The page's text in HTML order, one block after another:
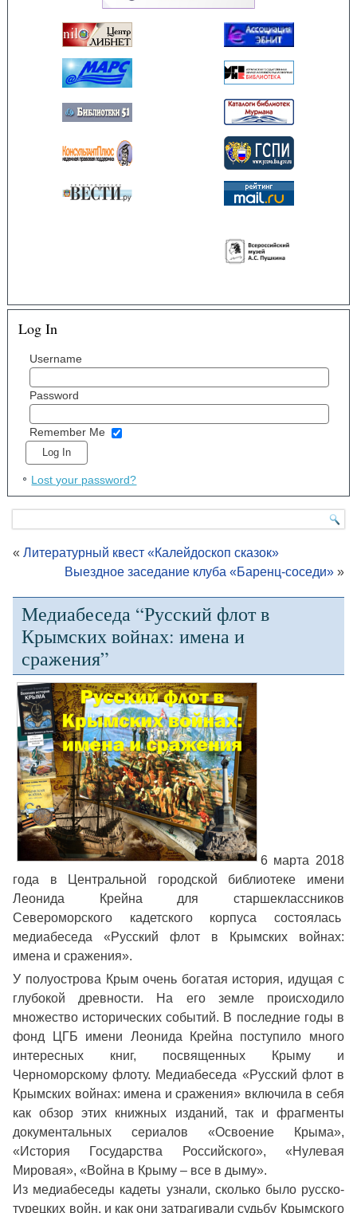
Log In
Username
Password
Remember Me
Lost your password?
«Литературный квест «Калейдоскоп сказок»
Выездное заседание клуба «Баренц-соседи»»
Медиабеседа “Русский флот в
Крымских войнах: имена и
сражения”
6 марта 2018
года в Центральной городской библиотеке имени
Леонида Крейна для старшеклассников
Североморского кадетского корпуса состоялась
медиабеседа «Русский флот в Крымских войнах:
имена и сражения».
У полуострова Крым очень богатая история, идущая с
глубокой древности. На его земле происходило
множество исторических событий. В последние годы в
фонд ЦГБ имени Леонида Крейна поступило много
интересных книг, посвященных Крыму и
Черноморскому флоту. Медиабеседа «Русский флот в
Крымских войнах: имена и сражения» включила в себя
как обзор этих книжных изданий, так и фрагменты
документальных сериалов «Освоение Крыма»,
«История Государства Российского», «Нулевая
Мировая», «Война в Крыму – все в дыму».
Из медиабеседы кадеты узнали, сколько было русско-
турецких войн, и как они затрагивали судьбу Крымского